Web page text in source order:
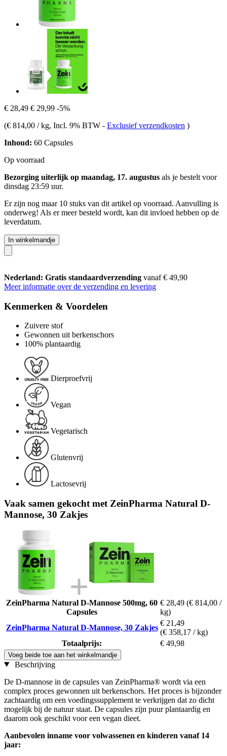
€ 28,49 € 29,99 -5%
(€ 814,00 / kg, Incl. 9% BTW - Exclusief verzendkosten )
Inhoud: 60 Capsules
Op voorraad
Bezorging uiterlijk op maandag, 17. augustus als je bestelt voor
dinsdag 23:59 uur.
Er zijn nog maar 10 stuks van dit artikel op voorraad. Aanvulling is
onderweg! Als er meer besteld wordt, kan dit invloed hebben op de
leverdatum.
In winkelmandje
Nederland: Gratis standaardverzending vanaf € 49,90
Meer informatie over de verzending en levering
Kenmerken & Voordelen
Zuivere stof
Gewonnen uit berkenschors
100% plantaardig
Dierproefvrij
Vegan
Vegetarisch
Glutenvrij
Lactosevrij
Vaak samen gekocht met ZeinPharma Natural D-
Mannose, 30 Zakjes
ZeinPharma Natural D-Mannose 500mg, 60
Capsules
€ 28,49 (€ 814,00 /
kg)
ZeinPharma Natural D-Mannose, 30 Zakjes
€ 21,49
(€ 358,17 / kg)
Totaalprijs:
€ 49,98
Voeg beide toe aan het winkelmandje
Beschrijving
De D-mannose in de capsules van ZeinPharma® wordt via een
complex proces gewonnen uit berkenschors. Het proces is bijzonder
zachtaardig om een voedingssupplement te verkrijgen dat zo dicht
mogelijk bij de natuur staat. De capsules zijn puur plantaardig en
daarom ook geschikt voor een vegan dieet.
Aanbevolen inname voor volwassenen en kinderen vanaf 14
jaar: